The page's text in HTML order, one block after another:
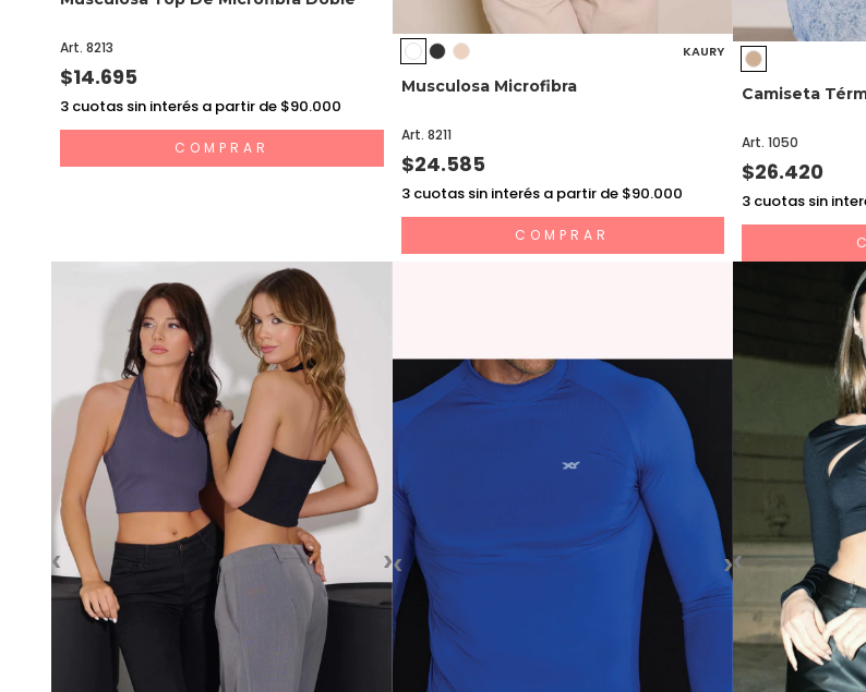
Art. 8213
$14.695
3 cuotas sin interés a partir de $90.000
COMPRAR
KAURY
Musculosa Microfibra
Art. 8211
$24.585
3 cuotas sin interés a partir de $90.000
COMPRAR
Camiseta
Art. 1050
$26.420
3 cuotas sin
‹ ›‹ ›‹